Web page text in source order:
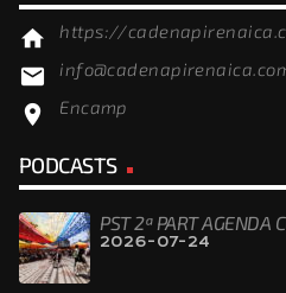
home https://
email
location_on Encamp
PODCASTS
PST 2ª PART AGENDA
2026-07-24